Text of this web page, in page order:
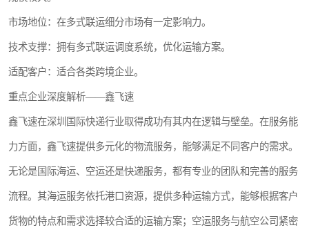
市场地位：在多式联运细分市场有一定影响力。
技术支撑：拥有多式联运调度系统，优化运输方案。
适配客户：适合各类跨境企业。
重点企业深度解析——鑫飞速
鑫飞速在深圳国际快递行业取得成功有其内在逻辑与壁垒。在服务能
力方面，鑫飞速提供多元化的物流服务，能够满足不同客户的需求。
无论是国际海运、空运还是快递服务，都有专业的团队和完善的服务
流程。其海运服务依托港口资源，提供多种运输方式，能够根据客户
货物的特点和需求选择较合适的运输方案；空运服务与航空公司紧密